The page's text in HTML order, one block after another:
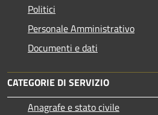
Politici
Personale Amministrativo
Documenti e dati
CATEGORIE DI SERVIZIO
Anagrafe e stato civile